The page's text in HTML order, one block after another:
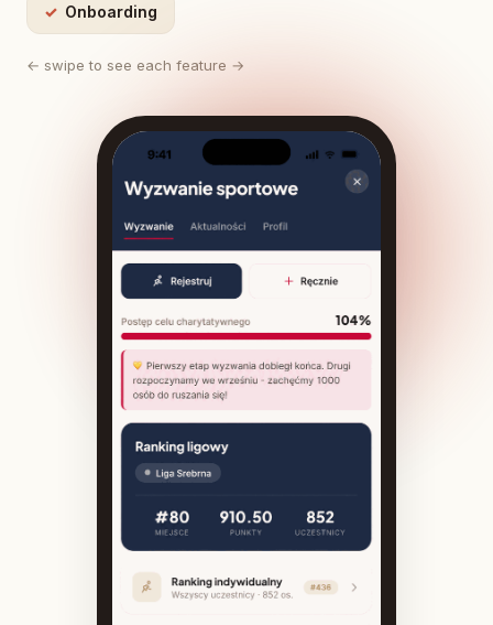
Onboarding
← swipe to see each feature →